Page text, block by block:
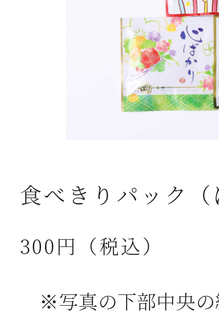
食べきりパック
300円（税込）
※写真の下部中央